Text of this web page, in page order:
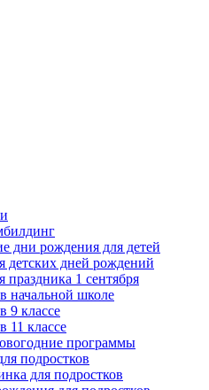
дни рождения для детей
детских дней рождений
праздника 1 сентября
начальной школе
9 классе
11 классе
программы
подростков
для подростков